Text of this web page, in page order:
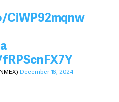
December 16, 2024